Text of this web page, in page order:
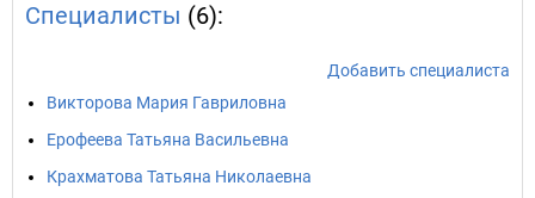
Специалисты (6):
Добавить специалиста
Викторова Мария Гавриловна
Ерофеева Татьяна Васильевна
Крахматова Татьяна Николаевна